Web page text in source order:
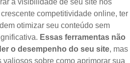
competitividade online, ter
otimizar seu conteúdo sem
Essas ferramentas não
o desempenho do seu site, mas
valiosos sobre como aprimorar sua